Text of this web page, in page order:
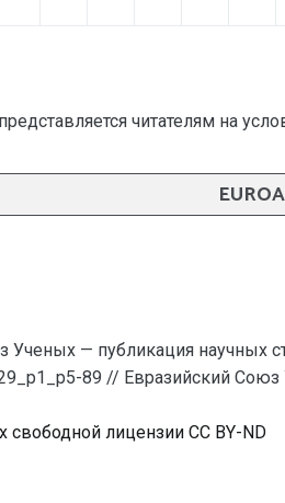
читателям на
Ученых — публикация научных
89 // Евразийский
свободной лицензии CC BY-ND